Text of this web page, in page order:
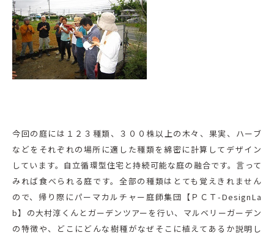
今回の庭には１２３種類、３００株以上の木々、果実、ハーブ
などをそれぞれの場所に適した種類を綿密に計算してデザイン
しています。自立循環型住宅と持続可能な庭の融合です。言って
みれば食べられる庭です。全部の種類はとても覚えきれません
ので、帰り際にパーマカルチャー庭師集団【ＰＣＴ-DesignLa
b】の大村淳くんとガーデンツアーを行い、マルベリーガーデン
の特徴や、どこにどんな樹種がなぜそこに植えてあるか説明し